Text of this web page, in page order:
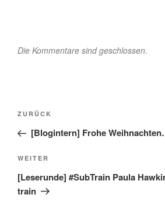
Die Kommentare sind geschlossen.
Beitragsnavigation
Vorheriger
Beitrag
ZURÜCK
[Blogintern] Frohe
Nächster
Beitrag
WEITER
[Leserunde] #SubTrain Paula
train